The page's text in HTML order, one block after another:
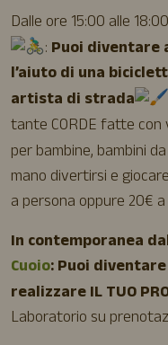
Dalle ore 15:00 alle
: Puoi diventare
l’aiuto di una
artista di strada
tante CORDE fatte
per bambine, bambini
mano divertirsi e
a persona oppure 20€
In contemporanea
Cuoio: Puoi
realizzare IL TUO
Laboratorio su